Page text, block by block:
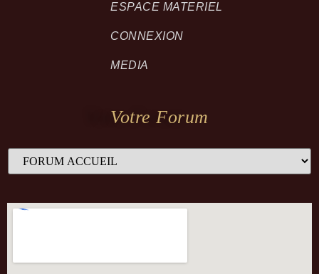
ESPACE MATERIEL
CONNEXION
MEDIA
Votre Forum